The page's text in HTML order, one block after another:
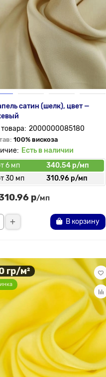
сатин (шелк), цвет —
2000000085180
100% вискоза
Есть в наличии
6 мп
340.54 р/мп
30 мп
310.96 р/мп
р/мп
В корзину
гр/м²